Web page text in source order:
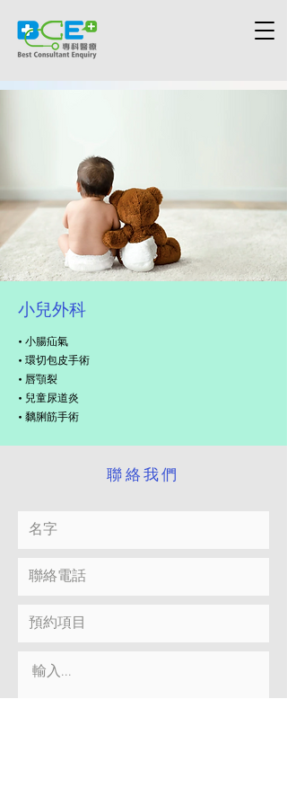
小兒外科
• ⼩腸疝氣
• 環切包⽪⼿術
• 唇顎裂
• 兒童尿道炎
• 黐脷筋⼿術
​聯絡我們